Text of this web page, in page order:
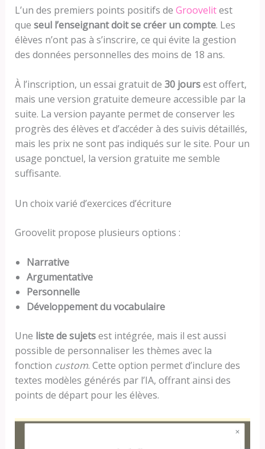
L’un des premiers points positifs de Groovelitest
que seul l’enseignant doit se créer un compte. Les
élèves n’ont pas à s’inscrire, ce qui évite la gestion
des données personnelles des moins de 18 ans.
À l’inscription, un essai gratuit de 30 joursest offert,
mais une version gratuite demeure accessible par la
suite. La version payante permet de conserver les
progrès des élèves et d’accéder à des suivis détaillés,
mais les prix ne sont pas indiqués sur le site. Pour un
usage ponctuel, la version gratuite me semble
suffisante.
Un choix varié d’exercices d’écriture
Groovelit propose plusieurs options :
Narrative
Argumentative
Personnelle
Développement du vocabulaire
Une liste de sujetsest intégrée, mais il est aussi
possible de personnaliser les thèmes avec la
fonction custom. Cette option permet d’inclure des
textes modèles générés par l’IA, offrant ainsi des
points de départ pour les élèves.